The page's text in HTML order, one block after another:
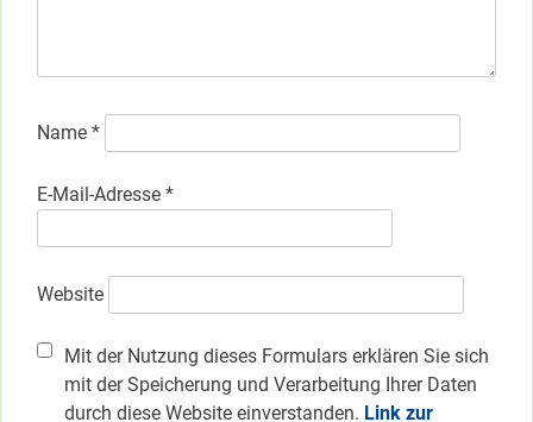
Name *
E-Mail-Adresse *
Website
Mit der Nutzung dieses Formulars erklären Sie sich
mit der Speicherung und Verarbeitung Ihrer Daten
durch diese Website einverstanden. Link zur